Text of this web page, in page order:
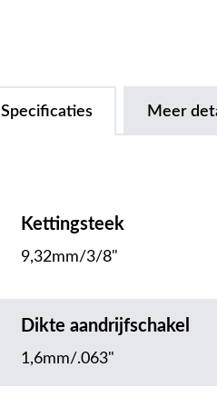
Specificaties Meer
Kettingsteek
9,32mm/3/8"
Dikte aandrijfschakel
1,6mm/.063"